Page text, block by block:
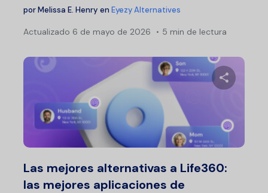
porMelissa E. Henry en Eyezy Alternatives
Actualizado 6 de mayo de 2026 5 min de lectura
Las mejores alternativas a Life360:
las mejores aplicaciones de